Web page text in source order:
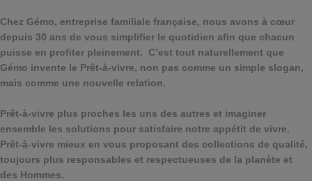
Chez Gémo, entreprise familiale française, nous avons à cœur
depuis 30 ans de vous simplifier le quotidien afin que chacun
puisse en profiter pleinement.
C’est tout naturellement que
Gémo invente le Prêt-à-vivre, non pas comme un simple slogan,
mais comme une nouvelle relation.
Prêt-à-vivre plus proches les uns des autres et imaginer
ensemble les solutions pour satisfaire notre appétit de vivre.
Prêt-à-vivre mieux en vous proposant des collections de qualité,
toujours plus responsables et respectueuses de la planète et
des Hommes.